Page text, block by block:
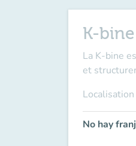
K-bine
La K-bine
et
No hay